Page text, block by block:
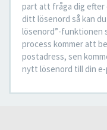
part att fråga dig efter
ditt lösenord så kan
lösenord”-funktionen
process kommer att
postadress, sen
nytt lösenord till din